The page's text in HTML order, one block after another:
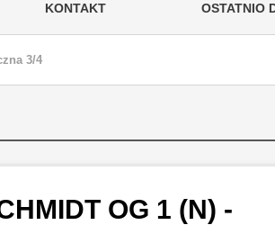
KONTAKT OSTATNIO
3/4
OG 1 (N) -